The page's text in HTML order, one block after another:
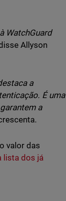
WatchGuard
Allyson
a
É uma
a
valor das
lista dos já